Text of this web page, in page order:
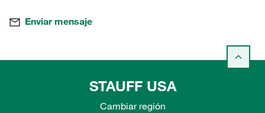
Enviar mensaje
STAUFF USA
Cambiar región